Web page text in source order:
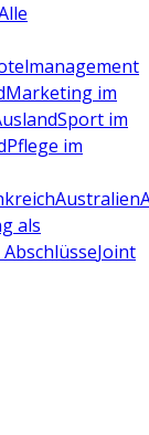
Marketing im
Sport im
Pflege im
Australien
als
Joint